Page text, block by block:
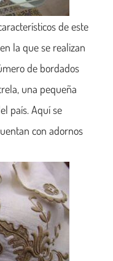
de este
la que se realizan
de bordados
una pequeña
país. Aquí se
con adornos